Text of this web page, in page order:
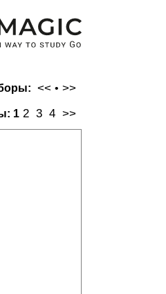
<< • >>
1 2 3 4 >>